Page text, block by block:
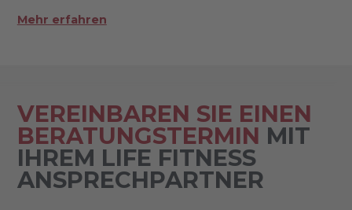
Mehr erfahren
VEREINBAREN SIE EINEN
BERATUNGSTERMIN MIT
IHREM LIFE FITNESS
ANSPRECHPARTNER